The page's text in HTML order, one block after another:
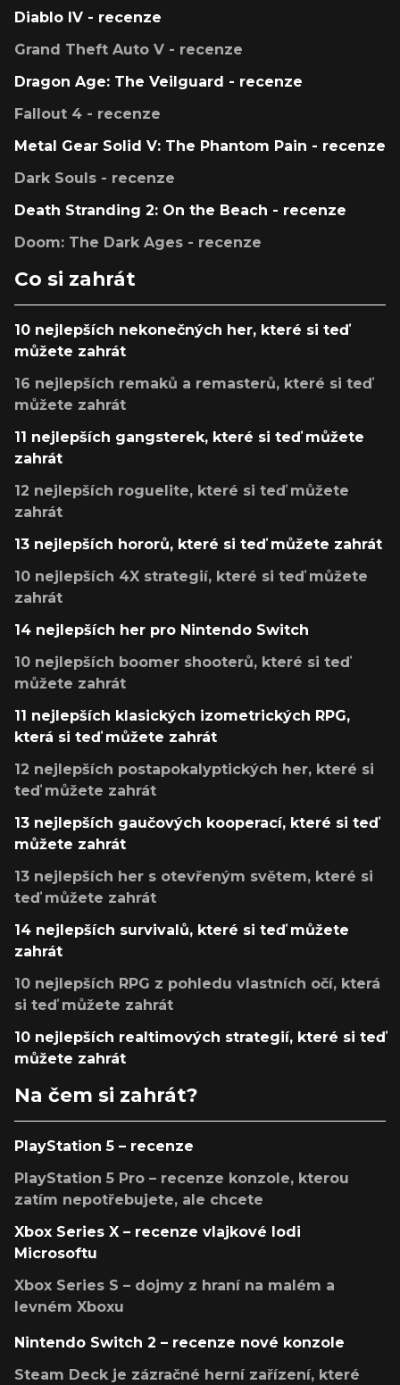
Diablo IV - recenze
Grand Theft Auto V - recenze
Dragon Age: The Veilguard - recenze
Fallout 4 - recenze
Metal Gear Solid V: The Phantom Pain - recenze
Dark Souls - recenze
Death Stranding 2: On the Beach - recenze
Doom: The Dark Ages - recenze
Co si zahrát
10 nejlepších nekonečných her, které si teď
můžete zahrát
16 nejlepších remaků a remasterů, které si teď
můžete zahrát
11 nejlepších gangsterek, které si teď můžete
zahrát
12 nejlepších roguelite, které si teď můžete
zahrát
13 nejlepších hororů, které si teď můžete zahrát
10 nejlepších 4X strategií, které si teď můžete
zahrát
14 nejlepších her pro Nintendo Switch
10 nejlepších boomer shooterů, které si teď
můžete zahrát
11 nejlepších klasických izometrických RPG,
která si teď můžete zahrát
12 nejlepších postapokalyptických her, které si
teď můžete zahrát
13 nejlepších gaučových kooperací, které si teď
můžete zahrát
13 nejlepších her s otevřeným světem, které si
teď můžete zahrát
14 nejlepších survivalů, které si teď můžete
zahrát
10 nejlepších RPG z pohledu vlastních očí, která
si teď můžete zahrát
10 nejlepších realtimových strategií, které si teď
můžete zahrát
Na čem si zahrát?
PlayStation 5 – recenze
PlayStation 5 Pro – recenze konzole, kterou
zatím nepotřebujete, ale chcete
Xbox Series X – recenze vlajkové lodi
Microsoftu
Xbox Series S – dojmy z hraní na malém a
levném Xboxu
Nintendo Switch 2 – recenze nové konzole
Steam Deck je zázračné herní zařízení, které